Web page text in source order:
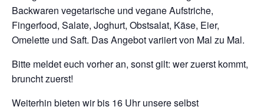
Backwaren vegetarische und vegane Aufstriche,
Fingerfood, Salate, Joghurt, Obstsalat, Käse, Eier,
Omelette und Saft. Das Angebot variiert von Mal zu Mal.
Bitte meldet euch vorher an, sonst gilt: wer zuerst kommt,
bruncht zuerst!
Weiterhin bieten wir bis 16 Uhr unsere selbst